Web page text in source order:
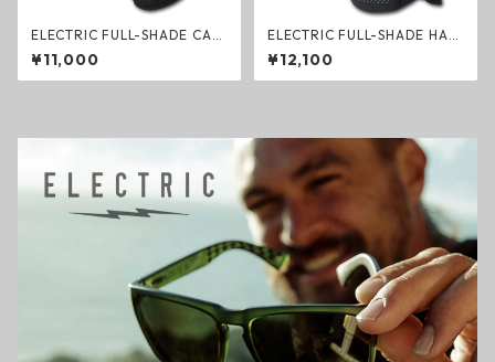
ELECTRIC FULL-SHADE CAP
BLACK フルシェードキャップ
ブラック エレクトリック シェ
イド 帽子
¥11,000
ELECTRIC FULL-SHADE HAT
BLACK フルシェードハット ブ
ラック エレクトリック シェイ
ド 帽子
¥12,100